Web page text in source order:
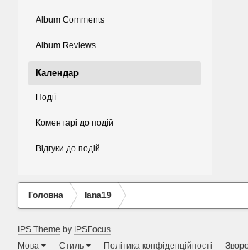
Album Comments
Album Reviews
Календар
Події
Коментарі до подій
Відгуки до подій
Головна lana19
IPS Theme by IPSFocus
Мова
Стиль Політика конфіденційності